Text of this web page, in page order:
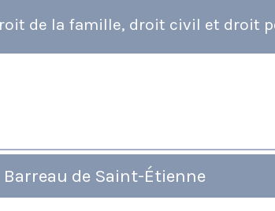
de la famille, droit civil et droit
de Saint-Étienne